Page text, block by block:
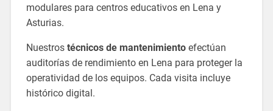
modulares para centros educativos en Lena y
Asturias.
Nuestros técnicos de mantenimientoefectúan
auditorías de rendimiento en Lena para proteger la
operatividad de los equipos. Cada visita incluye
histórico digital.